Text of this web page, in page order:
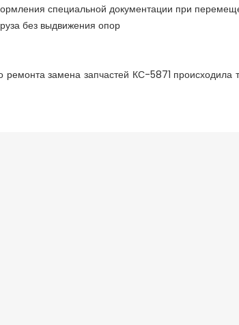
специальной документации при
без выдвижения опор
ремонта замена запчастей КС-5871 происходила